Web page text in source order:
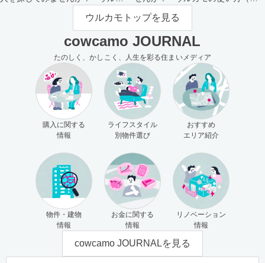
主さま向け）
ウルカモトップを見る
cowcamo JOURNAL
たのしく、かしこく、人生を彩る住まいメディア
購入に関する
情報
ライフスタイル
別物件選び
おすすめ
エリア紹介
物件・建物
情報
お金に関する
情報
リノベーション
情報
cowcamo JOURNALを見る